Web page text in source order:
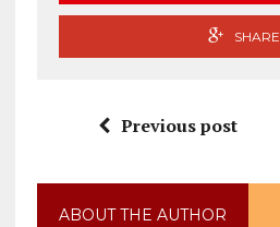
SHARE
Previous post
ABOUT THE AUTHOR